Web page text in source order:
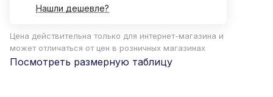
Нашли дешевле?
Цена действительна только для интернет-магазина и
может отличаться от цен в розничных магазинах
Посмотреть размерную таблицу